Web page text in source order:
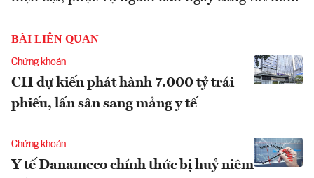
BÀI LIÊN QUAN
Chứng khoán
CII dự kiến phát hành 7.000 tỷ trái
phiếu, lấn sân sang mảng y tế
Chứng khoán
Y tế Danameco chính thức bị huỷ niêm